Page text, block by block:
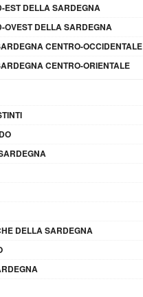
EST DELLA SARDEGNA
OVEST DELLA SARDEGNA
CENTRO-OCCIDENTALE
CENTRO-ORIENTALE
DELLA SARDEGNA